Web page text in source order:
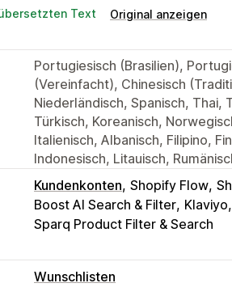
Text Original anzeigen
Portugiesisch (Brasilien),
(Vereinfacht), Chinesisch
Niederländisch, Spanisch, Thai,
Türkisch, Koreanisch,
Italienisch, Albanisch, Filipino,
Indonesisch, Litauisch,
Kundenkonten Shopify Flow
Boost AI Search & Filter Klaviyo
Sparq Product Filter & Search
Wunschlisten